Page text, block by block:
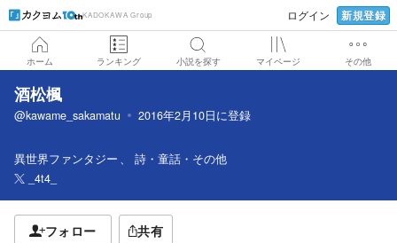
KADOKAWA Group ログイン 新規登録
ホーム ランキング 小説を探す マイページ その他
酒松楓
@kawame_sakamatu 2016年2月10日に登録
異世界ファンタジー
詩・童話・その他
_4t4_
フォロー 共有